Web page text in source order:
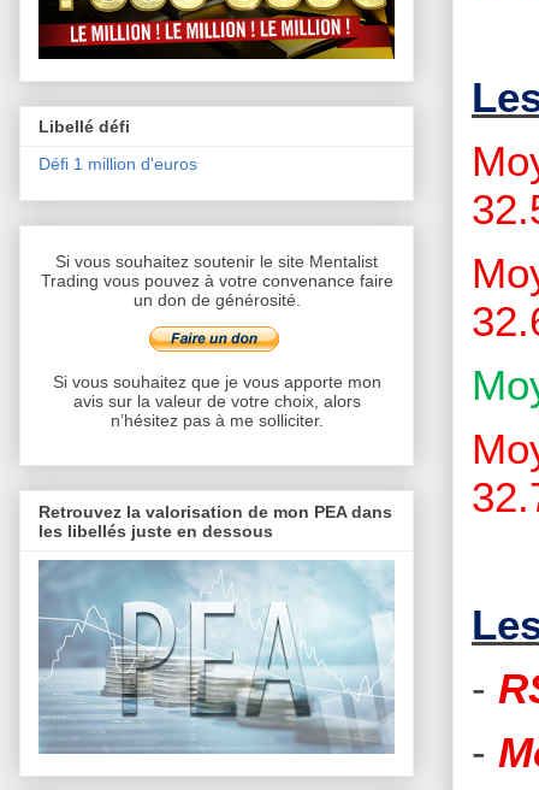
-
-
Libellé défi
Défi 1 million d'euros
Si vous souhaitez soutenir le site Mentalist
Trading vous pouvez à votre convenance faire
un don de générosité.
Si vous souhaitez que je vous apporte mon
avis sur la valeur de votre choix, alors
n’hésitez pas à me solliciter.
Retrouvez la valorisation de mon PEA dans
les libellés juste en dessous